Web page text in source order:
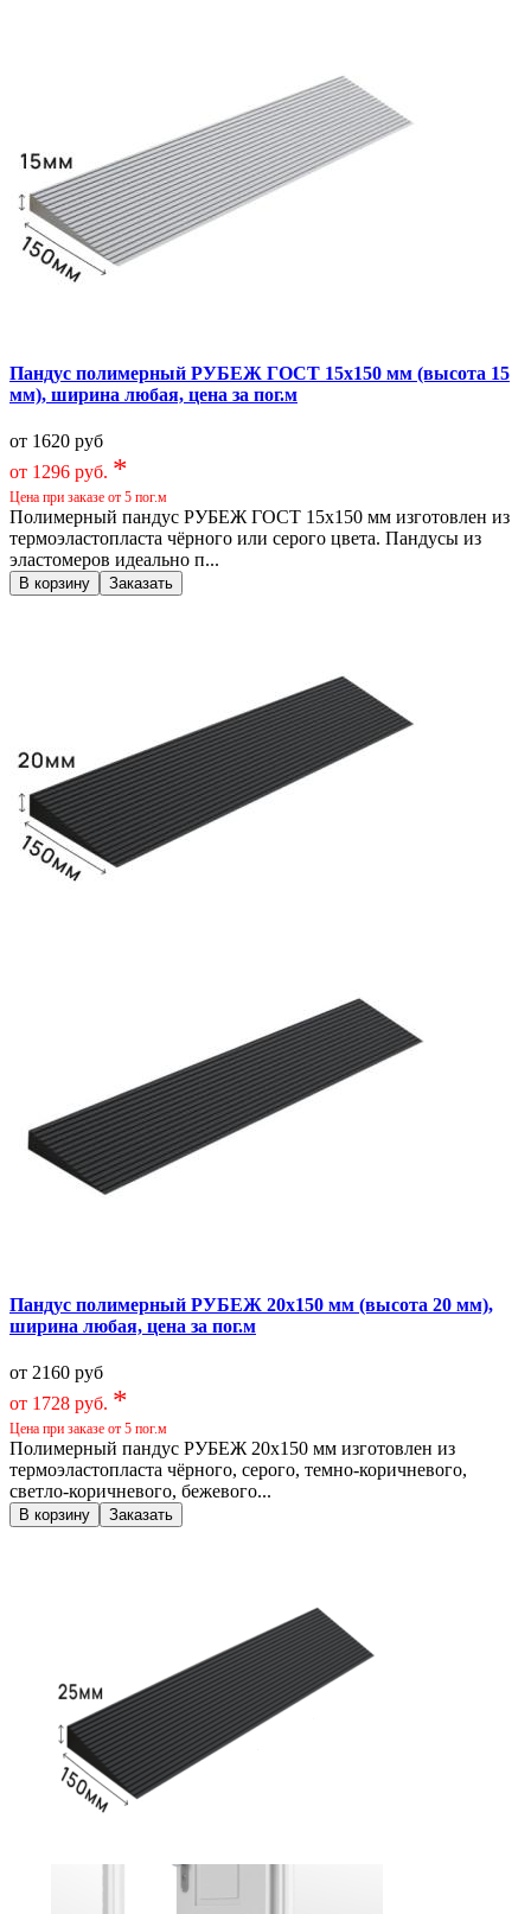
Пандус полимерный РУБЕЖ ГОСТ 15х150 мм (высота 15
мм), ширина любая, цена за пог.м
от 1620 руб
от 1296 руб. *
Цена при заказе от 5 пог.м
Полимерный пандус РУБЕЖ ГОСТ 15х150 мм изготовлен из
термоэластопласта чёрного или серого цвета. Пандусы из
эластомеров идеально п...
Пандус полимерный РУБЕЖ 20х150 мм (высота 20 мм),
ширина любая, цена за пог.м
от 2160 руб
от 1728 руб. *
Цена при заказе от 5 пог.м
Полимерный пандус РУБЕЖ 20х150 мм изготовлен из
термоэластопласта чёрного, серого, темно-коричневого,
светло-коричневого, бежевого...